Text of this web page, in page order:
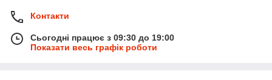
Контакти
Сьогодні працює з 09:30 до 19:00
Показати весь графік роботи